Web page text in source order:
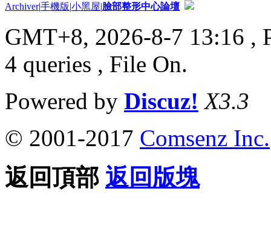
Archiver|手機版|小黑屋|臉部整形中心論壇
GMT+8, 2026-8-7 13:16 ,
4 queries , File On.
Powered by Discuz! X3.3
© 2001-2017 Comsenz Inc.
返回頂部 返回版塊